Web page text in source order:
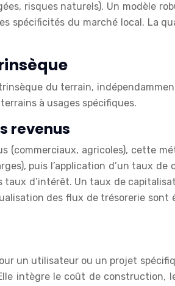
risques naturels). Un modèle
spécificités du marché local. La
du terrain,
à usages spécifiques.
revenus
(commerciaux, agricoles), cette
puis l’application d’un taux
d’intérêt. Un taux de
des flux de trésorerie
un utilisateur ou un projet
intègre le coût de